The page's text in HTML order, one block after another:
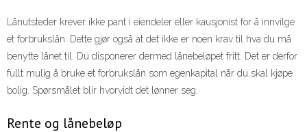
Lånutsteder krever ikke pant i eiendeler eller kausjonist for å innvilge
et forbrukslån. Dette gjør også at det ikke er noen krav til hva du må
benytte lånet til. Du disponerer dermed lånebeløpet fritt. Det er derfor
fullt mulig å bruke et forbrukslån som egenkapital når du skal kjøpe
bolig. Spørsmålet blir hvorvidt det lønner seg.
Rente og lånebeløp